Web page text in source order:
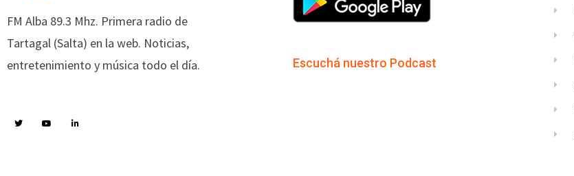
FM Alba 89.3 Mhz. Primera radio de
Tartagal (Salta) en la web. Noticias,
entretenimiento y música todo el día.
Escuchá nuestro Podcast